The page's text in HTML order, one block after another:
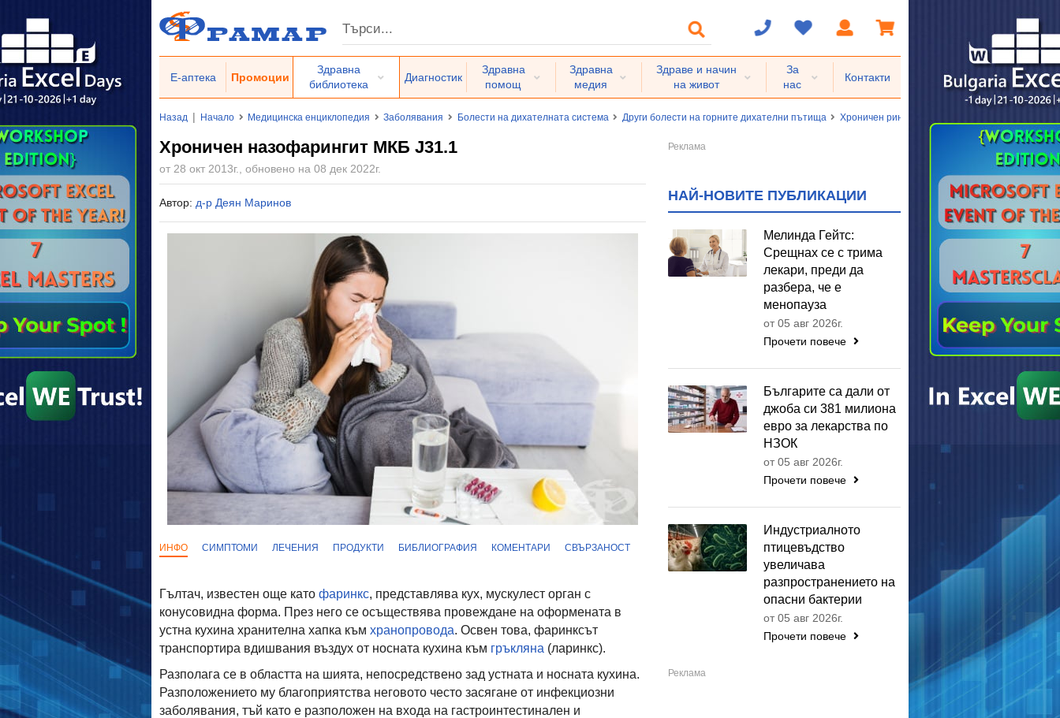
Е-аптека Промоции
Здравна
библиотека
Диагностик
Здравна
помощ
Здравна
медия
Здраве и начин
на живот
За
нас
Контакти
Назад | Начало Медицинска енциклопедия Заболявания Болести на дихателната система Други болести на горните дихателни пътища Хроничен ринит, назофарингит и фарингит
Хроничен назофарингит МКБ J31.1
от 28 окт 2013г., обновено на 08 дек 2022г.
Автор: д-р Деян Маринов
ИНФО СИМПТОМИ ЛЕЧЕНИЯ ПРОДУКТИ БИБЛИОГРАФИЯ КОМЕНТАРИ СВЪРЗАНОСТ
Гълтач, известен още като фаринкс, представлява кух, мускулест орган с
конусовидна форма. През него се осъществява провеждане на оформената в
устна кухина хранителна хапка към хранопровода. Освен това, фаринксът
транспортира вдишвания въздух от носната кухина към гръкляна (ларинкс).
Разполага се в областта на шията, непосредствено зад устната и носната кухина.
Разположението му благоприятства неговото често засягане от инфекциозни
заболявания, тъй като е разположен на входа на гастроинтестинален и
НАЙ-НОВИТЕ ПУБЛИКАЦИИ
Мелинда Гейтс:
Срещнах се с трима
лекари, преди да
разбера, че е
менопауза
от 05 авг 2026г.
Прочети повече
Българите са дали от
джоба си 381 милиона
евро за лекарства по
НЗОК
от 05 авг 2026г.
Прочети повече
Индустриалното
птицевъдство
увеличава
разпространението на
опасни бактерии
от 05 авг 2026г.
Прочети повече